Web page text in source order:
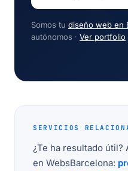
Somos tu diseño web en
autónomos · Ver portfolio
SERVICIOS
¿Te ha resultado útil?
en WebsBarcelona: